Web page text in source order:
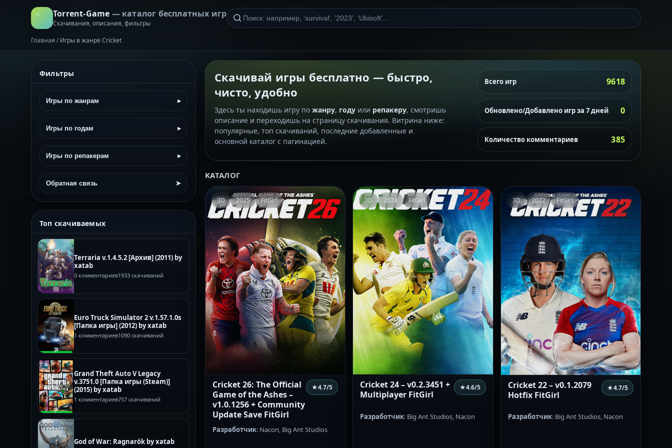
Torrent-Game — каталог бесплатных игр
Скачивания, описания, фильтры
Главная / Игры в жанре Cricket
Фильтры
Игры по жанрам ▸
Игры по годам ▸
Игры по репакерам ▸
Обратная связь ➤
Топ скачиваемых
Terraria v.1.4.5.2 [Архив] (2011) by
xatab
0 комментариев1933 скачиваний
Euro Truck Simulator 2 v.1.57.1.0s
[Папка игры] (2012) by xatab
1 комментариев1090 скачиваний
Grand Theft Auto V Legacy
v.3751.0 [Папка игры (Steam)]
(2015) by xatab
1 комментариев757 скачиваний
God of War: Ragnarök by xatab
Скачивай игры бесплатно — быстро,
чисто, удобно
Здесь ты находишь игру по жанру, году или репакеру, смотришь
описание и переходишь на страницу скачивания. Витрина ниже:
популярные, топ скачиваний, последние добавленные и
основной каталог с пагинацией.
Всего игр 9618
Обновлено/Добавлено игр за 7 дней 0
Количество комментариев 385
КАТАЛОГ
3D 2025 FitGirl
Cricket 26: The Official
Game of the Ashes –
v1.0.1256 + Community
Update Save FitGirl
★4.7/5
Разработчик: Nacon, Big Ant Studios
3D 2024 FitGirl
Cricket 24 – v0.2.3451 +
Multiplayer FitGirl
★4.6/5
Разработчик: Big Ant Studios, Nacon
3D 2022 FitGirl
Cricket 22 – v0.1.2079
Hotfix FitGirl
★4.7/5
Разработчик: Big Ant Studios, Nacon